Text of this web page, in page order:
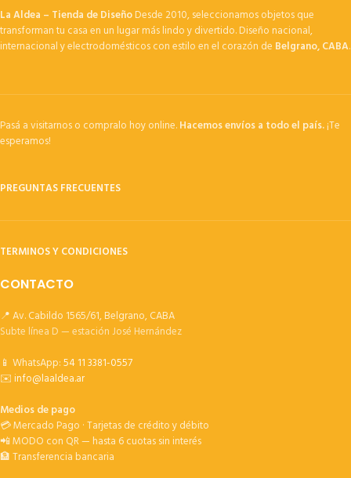
La Aldea – Tienda de DiseñoDesde 2010, seleccionamos objetos que
transforman tu casa en un lugar más lindo y divertido. Diseño nacional,
internacional y electrodomésticos con estilo en el corazón de Belgrano, CABA.
Pasá a visitarnos o compralo hoy online.Hacemos envíos a todo el país.¡Te
esperamos!
PREGUNTAS FRECUENTES
TERMINOS Y CONDICIONES
CONTACTO
📍 Av. Cabildo 1565/61, Belgrano, CABA
Subte línea D — estación José Hernández
📱 WhatsApp:54 11 3381-0557
✉️info@laaldea.ar
Medios de pago
💳 Mercado Pago · Tarjetas de crédito y débito
📲 MODO con QR — hasta 6 cuotas sin interés
🏦 Transferencia bancaria